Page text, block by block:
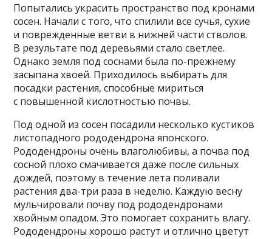
Попытались украсить пространство под кронами
сосен. Начали с того, что спилили все сучья, сухие
и поврежденные ветви в нижней части стволов.
В результате под деревьями стало светлее.
Однако земля под соснами была по-прежнему
засыпана хвоей. Приходилось выбирать для
посадки растения, способные мириться
с повышенной кислотностью почвы.
Под одной из сосен посадили несколько кустиков
листопадного рододендрона японского.
Рододендроны очень влаголюбивы, а почва под
сосной плохо смачивается даже после сильных
дождей, поэтому в течение лета поливали
растения два-три раза в неделю. Каждую весну
мульчировали почву под рододендронами
хвойным опадом. Это помогает сохранить влагу.
Рододендроны хорошо растут и отлично цветут